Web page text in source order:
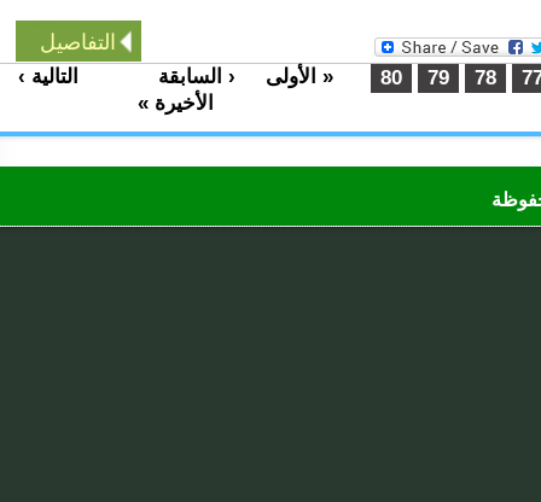
التفاصيل
« الأولى ‹ السابقة 78
79
80
التالية ›
الأخيرة »